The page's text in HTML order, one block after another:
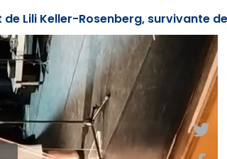
Lili Keller-Rosenberg, survivante